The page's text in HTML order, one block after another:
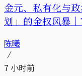
金元、私有化与
划」的金权风暴
陈曦
7 小时前